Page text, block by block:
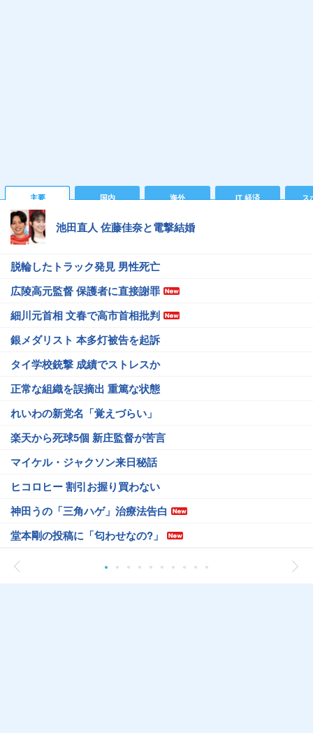
主要 国内 海外 IT 経済 ス
池田直人 佐藤佳奈と電撃結婚
脱輪したトラック発見 男性死亡
広陵高元監督 保護者に直接謝罪
細川元首相 文春で高市首相批判
銀メダリスト 本多灯被告を起訴
タイ学校銃撃 成績でストレスか
正常な組織を誤摘出 重篤な状態
れいわの新党名「覚えづらい」
楽天から死球5個 新庄監督が苦言
マイケル・ジャクソン来日秘話
ヒコロヒー 割引お握り買わない
神田うの「三角ハゲ」治療法告白
堂本剛の投稿に「匂わせなの?」